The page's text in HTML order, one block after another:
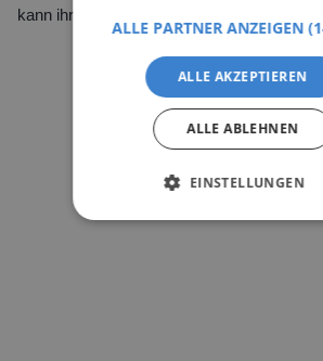
kann ihr keiner abnehmen.
ALLE PARTNER ANZEIGEN
ALLE AKZEPTIEREN
ALLE ABLEHNEN
EINSTELLUNGEN